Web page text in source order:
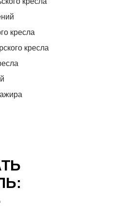
кресла
кресла